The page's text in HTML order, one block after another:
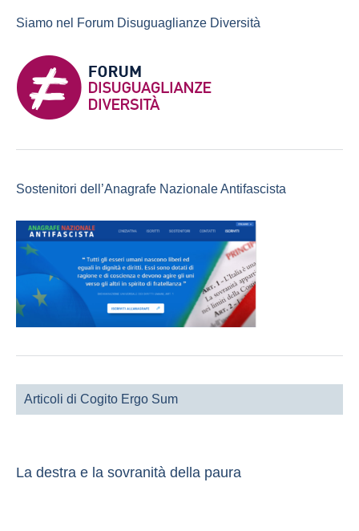
Siamo nel Forum Disuguaglianze Diversità
Sostenitori dell’Anagrafe Nazionale Antifascista
Articoli di Cogito Ergo Sum
La destra e la sovranità della paura